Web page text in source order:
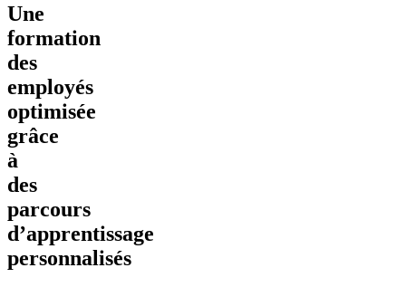
Une
formation
des
employés
optimisée
grâce
à
des
parcours
d’apprentissage
personnalisés